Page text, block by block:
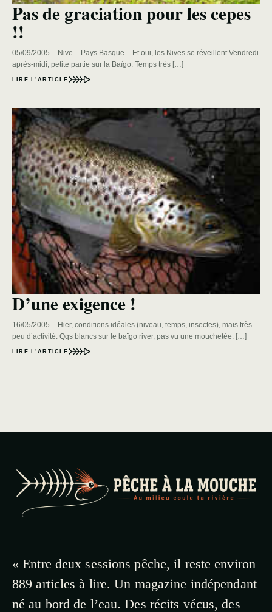
Pas de graciation pour les cepes
!!
05/09/2005 – Nive – Pays Basque – Et oui, les Nives se réveillent Vendredi
après-midi, petite partie sur la Baïgo. Temps très […]
LIRE L’ARTICLE
D’une exigence !
16/05/2005 – Hier, conditions idéales (niveau, temps, insectes), mais très
peu d’activité. Qqs blancs sur le baïgo river, pas vu une mouchetée. […]
LIRE L’ARTICLE
« Entre deux sessions pêche, il reste environ
889 articles à lire. Un magazine indépendant
né au bord de l’eau. Des récits vécus, des